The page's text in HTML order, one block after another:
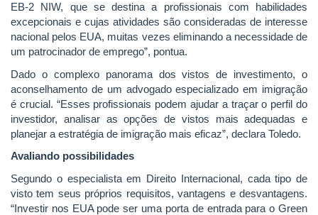
EB-2 NIW, que se destina a profissionais com habilidades
excepcionais e cujas atividades são consideradas de interesse
nacional pelos EUA, muitas vezes eliminando a necessidade de
um patrocinador de emprego”, pontua.
Dado o complexo panorama dos vistos de investimento, o
aconselhamento de um advogado especializado em imigração
é crucial. “Esses profissionais podem ajudar a traçar o perfil do
investidor, analisar as opções de vistos mais adequadas e
planejar a estratégia de imigração mais eficaz”, declara Toledo.
Avaliando possibilidades
Segundo o especialista em Direito Internacional, cada tipo de
visto tem seus próprios requisitos, vantagens e desvantagens.
“Investir nos EUA pode ser uma porta de entrada para o Green